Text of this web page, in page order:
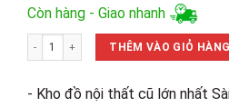
là:
Còn hàng - Giao nhanh
Bàn Họp 2m4 Khung Sắt Mặt Gỗ Cũ số
THÊM VÀO GIỎ HÀNG
- Kho đồ nội thất cũ lớn nhất